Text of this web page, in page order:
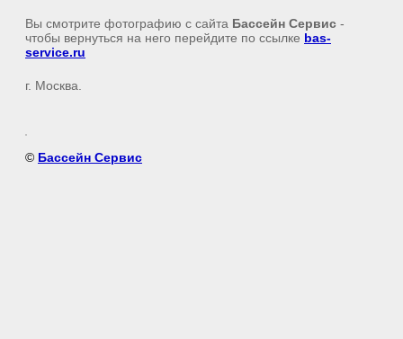
Вы смотрите фотографию с сайта Бассейн Сервис -
чтобы вернуться на него перейдите по ссылке bas-
service.ru
г. Москва.
© Бассейн Сервис